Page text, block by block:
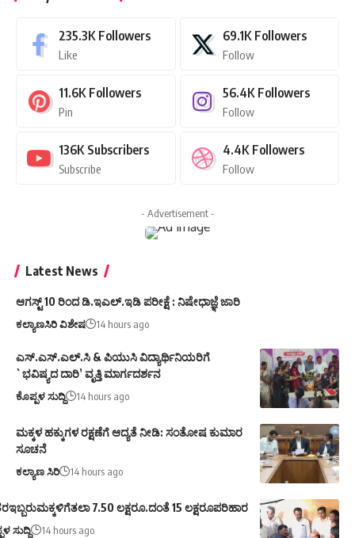
235.3K Followers
Like
69.1K Followers
Follow
11.6K Followers
Pin
56.4K Followers
Follow
136K Subscribers
Subscribe
4.4K Followers
Follow
- Advertisement -
Latest News
ಆಗಸ್ಟ್ 10 ರಿಂದ ಡಿ.ಇಎಲ್.ಇಡಿ ಪರೀಕ್ಷೆ : ನಿಷೇಧಾಜ್ಞೆ ಜಾರಿ
ಕಲ್ಯಾಣಸಿರಿ ವಿಶೇಷ 14 hours ago
ಎಸ್.ಎಸ್.ಎಲ್.ಸಿ & ಪಿಯುಸಿ ವಿದ್ಯಾರ್ಥಿನಿಯರಿಗೆ
`ಭವಿಷ್ಯದ ದಾರಿ’ ವೃತ್ತಿ ಮಾರ್ಗದರ್ಶನ
ಕೊಪ್ಪಳ ಸುದ್ದಿ 14 hours ago
ಮಕ್ಕಳ ಹಕ್ಕುಗಳ ರಕ್ಷಣೆಗೆ ಆದ್ಯತೆ ನೀಡಿ: ಸಂತೋಷ ಕುಮಾರ
ಸೂಚನೆ
ಕಲ್ಯಾಣ ಸಿರಿ 14 hours ago
7.50 ಲಕ್ಷರೂ.ದಂತೆ 15 ಲಕ್ಷರೂಪರಿಹಾರ
ಸುದ್ದಿ 14 hours ago